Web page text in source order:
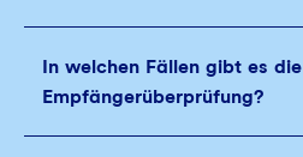
In welchen Fällen gibt es die
Empfängerüberprüfung?